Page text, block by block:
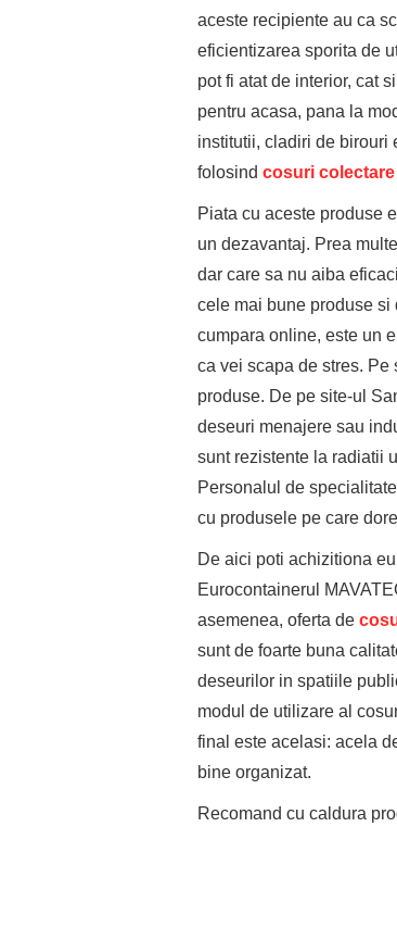
aceste recipiente au ca
eficientizarea sporita de
pot fi atat de interior, cat
pentru acasa, pana la
institutii, cladiri de birouri
folosind cosuri
Piata cu aceste produse
un dezavantaj. Prea
dar care sa nu aiba
cele mai bune produse
cumpara online, este un
ca vei scapa de stres.
produse. De pe site-ul
deseuri menajere sau
sunt rezistente la radiatii
Personalul de
cu produsele pe care
De aici poti achizitiona
Eurocontainerul
asemenea, oferta de
sunt de foarte buna
deseurilor in spatiile
modul de utilizare al
final este acelasi: acela
bine organizat.
Recomand cu caldura